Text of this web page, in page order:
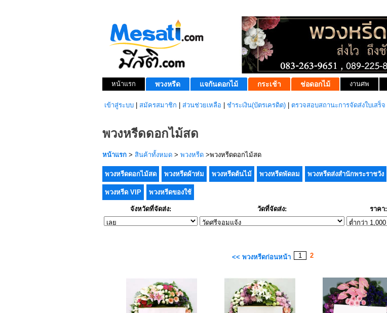
หน้าแรก พวงหรีด แจกันดอกไม้ กระเช้า ช่อดอกไม้ งานศพ
เข้าสู่ระบบ สมัครสมาชิก ส่วนช่วยเหลือ ชำระเงิน(บัตรเครดิต) ตรวจสอบสถานะการจัดส่งใบเสร็จ
พวงหรีดดอกไม้สด
หน้าแรก > สินค้าทั้งหมด > พวงหรีด >พวงหรีดดอกไม้สด
พวงหรีดดอกไม้สด พวงหรีดผ้าห่ม พวงหรีดต้นไม้ พวงหรีดพัดลม พวงหรีดส่งสำนักพระราชวัง
พวงหรีด VIP พวงหรีดของใช้
จังหวัดที่จัดส่ง: วัดที่จัดส่ง: ราคา:
<< พวงหรีดก่อนหน้า 1 2